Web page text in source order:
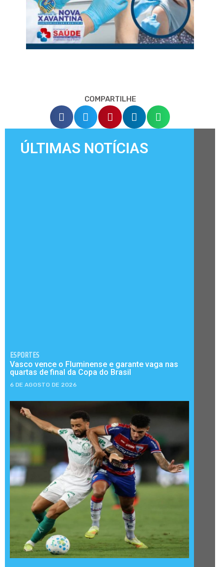
COMPARTILHE
ÚLTIMAS NOTÍCIAS
ESPORTES
Vasco vence o Fluminense e garante vaga nas
quartas de final da Copa do Brasil
6 DE AGOSTO DE 2026